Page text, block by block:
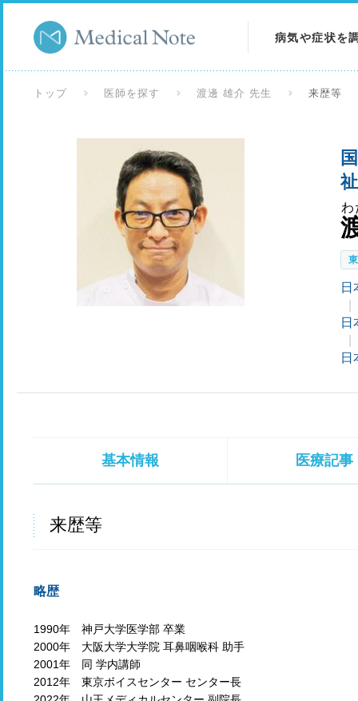
病気や症状を
検査を調べる
トップ 医師を探す 渡邊 雄介 先生 来歴等
わ
日
日
日
基本情報 医療記事
来歴等
略歴
1990年 神戸大学医学部 卒業
2000年 大阪大学大学院 耳鼻咽喉科 助手
2001年 同 学内講師
2012年 東京ボイスセンター センター長